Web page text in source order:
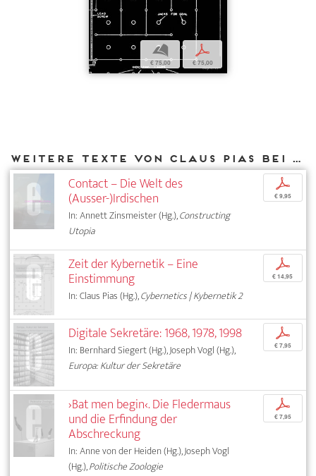
b
€ 75,00
p
€ 75,00
Weitere Texte von Claus Pias bei DIAPHANES
Contact – Die Welt des
(Ausser-)Irdischen
In: Annett Zinsmeister (Hg.),Constructing
Utopia
p
€ 9,95
Zeit der Kybernetik – Eine
Einstimmung
In: Claus Pias (Hg.),Cybernetics | Kybernetik 2
p
€ 14,95
Digitale Sekretäre: 1968, 1978, 1998
In: Bernhard Siegert (Hg.), Joseph Vogl (Hg.),
Europa: Kultur der Sekretäre
p
€ 7,95
›Bat men begin‹. Die Fledermaus
und die Erfindung der
Abschreckung
In: Anne von der Heiden (Hg.), Joseph Vogl
(Hg.),Politische Zoologie
p
€ 7,95